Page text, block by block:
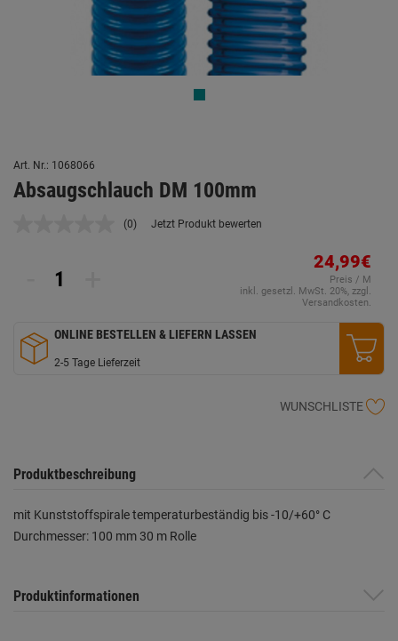
Art. Nr.: 1068066
Absaugschlauch DM 100mm
Kein
(0) Jetzt Produkt bewerten
24,99€
Preis / M
inkl. gesetzl. MwSt. 20%, zzgl.
Versandkosten.
ONLINE BESTELLEN & LIEFERN LASSEN
2-5 Tage Lieferzeit
WUNSCHLISTE
Produktbeschreibung
mit Kunststoffspirale temperaturbeständig bis -10/+60° C
Durchmesser: 100 mm 30 m Rolle
Produktinformationen